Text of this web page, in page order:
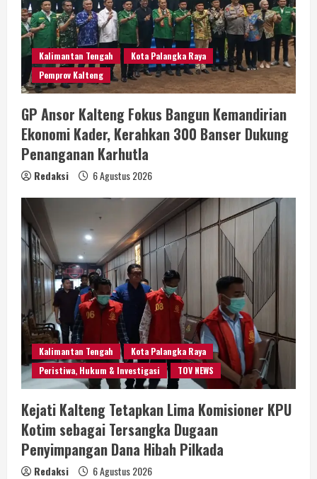
Kalimantan Tengah
Kota Palangka Raya
Pemprov Kalteng
GP Ansor Kalteng Fokus Bangun Kemandirian
Ekonomi Kader, Kerahkan 300 Banser Dukung
Penanganan Karhutla
Redaksi 6 Agustus 2026
Kalimantan Tengah
Kota Palangka Raya
Peristiwa, Hukum & Investigasi
TOV NEWS
Kejati Kalteng Tetapkan Lima Komisioner KPU
Kotim sebagai Tersangka Dugaan
Penyimpangan Dana Hibah Pilkada
Redaksi 6 Agustus 2026